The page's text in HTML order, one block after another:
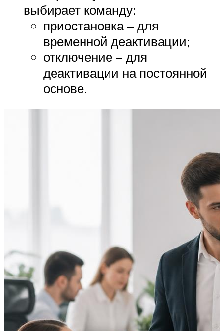
выбирает команду:
приостановка – для
временной деактивации;
отключение – для
деактивации на постоянной
основе.